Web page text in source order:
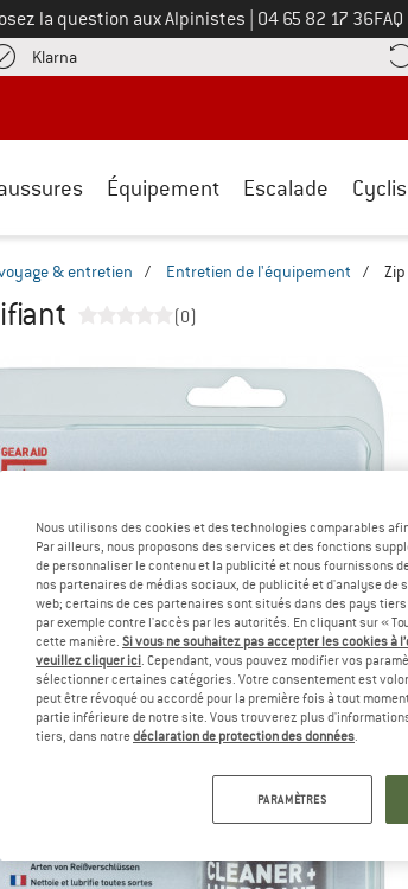
la question aux Alpinistes Appelez-nous au
04 65 82 17 36
KlarnaTrouve les informations de paiement ici !
Équipement Escalade
& entretien / Entretien de l'équipement /
(0)
Nous utilisons des cookies et des technologies comparables
Par ailleurs, nous proposons des services et des fonctions
de personnaliser le contenu et la publicité et nous fournissons
nos partenaires de médias sociaux, de publicité et d'analyse
web; certains de ces partenaires sont situés dans des pays
par exemple contre l'accès par les autorités. En cliquant sur «
cette manière. Si vous ne souhaitez pas accepter les cookies à
veuillez cliquer ici. Cependant, vous pouvez modifier vos
sélectionner certaines catégories. Votre consentement est
peut être révoqué ou accordé pour la première fois à tout
partie inférieure de notre site. Vous trouverez plus
tiers, dans notredéclaration de protection des données.
PARAMÈTRES